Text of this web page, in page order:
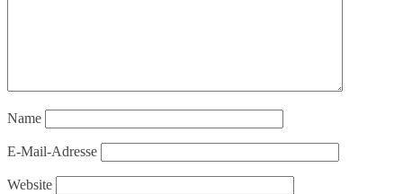
Name
E-Mail-Adresse
Website